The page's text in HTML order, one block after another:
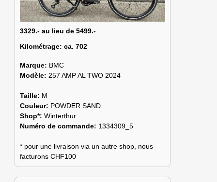
3329.- au lieu de 5499.-
Kilométrage: ca. 702
Marque: BMC
Modèle: 257 AMP AL TWO 2024
Taille: M
Couleur: POWDER SAND
Shop*: Winterthur
Numéro de commande: 1334309_5
* pour une livraison via un autre shop, nous
facturons CHF100